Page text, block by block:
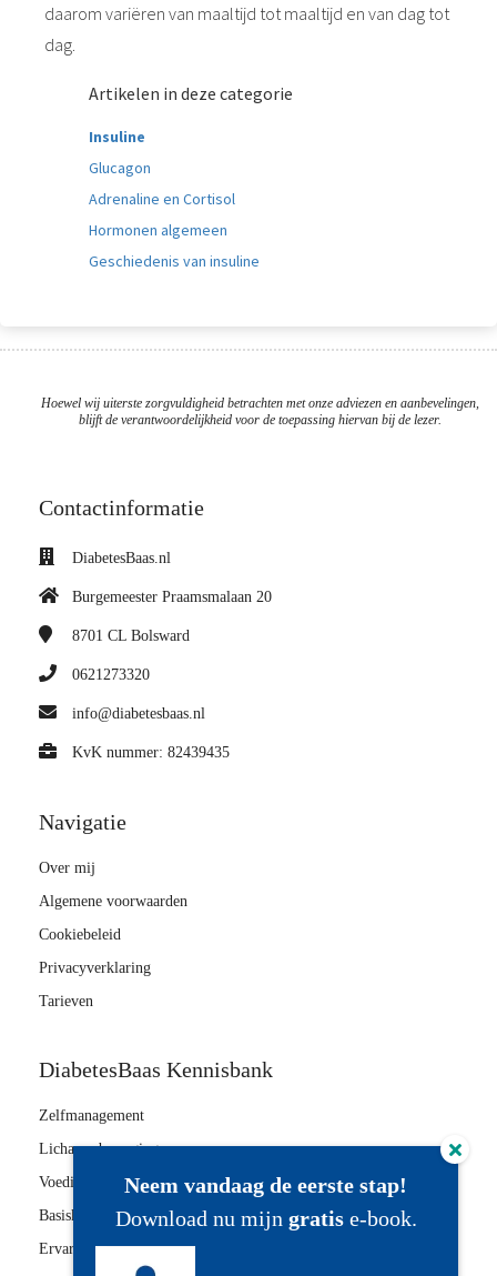
daarom variëren van maaltijd tot maaltijd en van dag tot
dag.
Artikelen in deze categorie
Insuline
Glucagon
Adrenaline en Cortisol
Hormonen algemeen
Geschiedenis van insuline
Hoewel wij uiterste zorgvuldigheid betrachten met onze adviezen en aanbevelingen,
blijft de verantwoordelijkheid voor de toepassing hiervan bij de lezer.
Contactinformatie
DiabetesBaas.nl
Burgemeester Praamsmalaan 20
8701 CL Bolsward
0621273320
info@diabetesbaas.nl
KvK nummer: 82439435
Navigatie
Over mij
Algemene voorwaarden
Cookiebeleid
Privacyverklaring
Tarieven
DiabetesBaas Kennisbank
Zelfmanagement
Lichaamsbeweging
Voeding
Basiskennis
Ervaring delen
Neem vandaag de eerste stap!
Download nu mijn gratise-book.